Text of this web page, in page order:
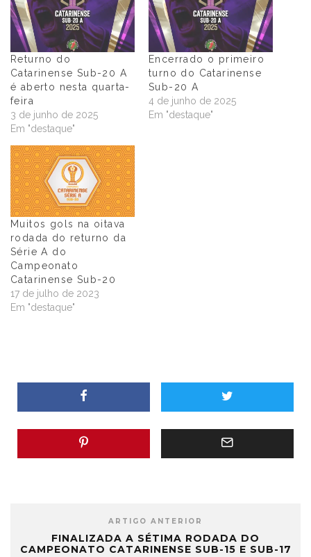
Returno do
Catarinense Sub-20 A
é aberto nesta quarta-
feira
3 de junho de 2025
Em "destaque"
Encerrado o primeiro
turno do Catarinense
Sub-20 A
4 de junho de 2025
Em "destaque"
Muitos gols na oitava
rodada do returno da
Série A do
Campeonato
Catarinense Sub-20
17 de julho de 2023
Em "destaque"
ARTIGO ANTERIOR
FINALIZADA A SÉTIMA RODADA DO
CAMPEONATO CATARINENSE SUB-15 E SUB-17